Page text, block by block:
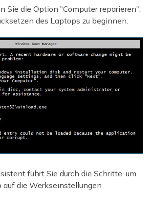
Sie die Option "Computer reparieren",
des Laptops zu beginnen.
führt Sie durch die Schritte, um
auf die Werkseinstellungen